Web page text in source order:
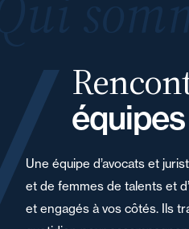
équipes
Une équipe d’avocats et
et de femmes de talents et
et engagés à vos côtés. Ils